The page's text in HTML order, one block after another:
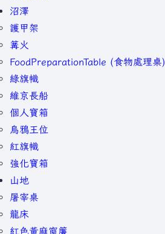
沼澤
護甲架
篝火
FoodPreparationTable (食物處理桌)
綠旗幟
維京長船
個人寶箱
烏鴉王位
紅旗幟
強化寶箱
山地
屠宰桌
龍床
紅色黃麻窗簾